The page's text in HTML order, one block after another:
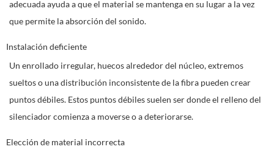
adecuada ayuda a que el material se mantenga en su lugar a la vez
que permite la absorción del sonido.
Instalación deficiente
Un enrollado irregular, huecos alrededor del núcleo, extremos
sueltos o una distribución inconsistente de la fibra pueden crear
puntos débiles. Estos puntos débiles suelen ser donde el relleno del
silenciador comienza a moverse o a deteriorarse.
Elección de material incorrecta